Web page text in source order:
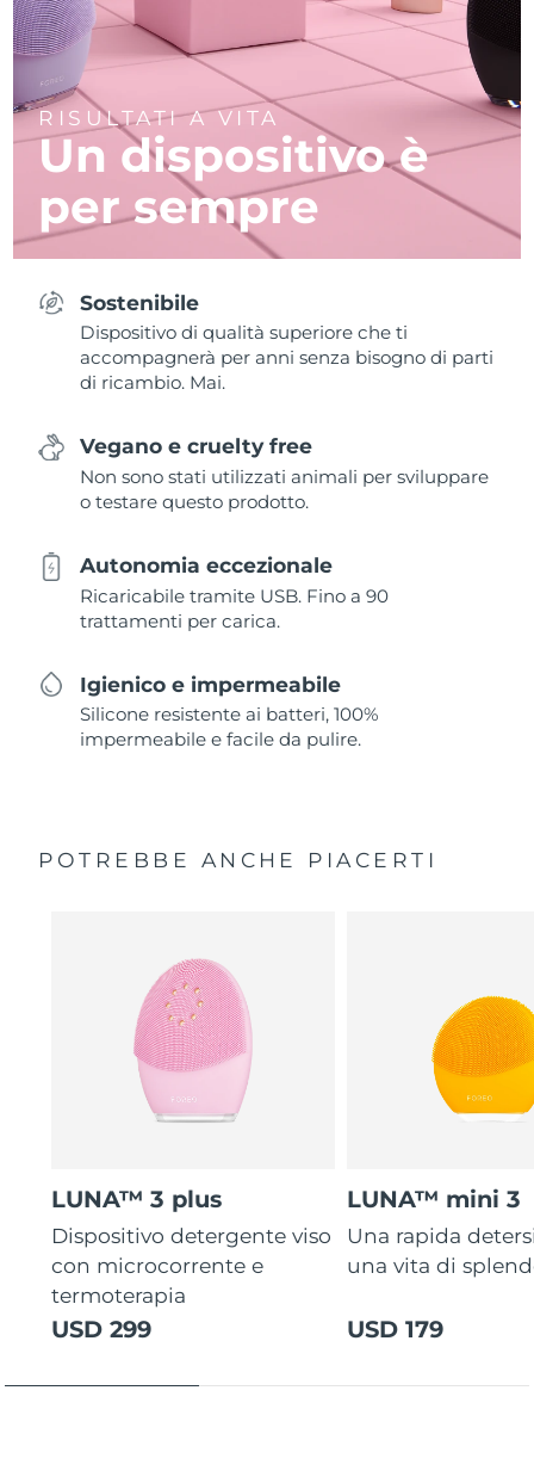
RISULTATI A VITA
Un dispositivo è
per sempre
Sostenibile
Dispositivo di qualità superiore che ti
accompagnerà per anni senza bisogno di parti
di ricambio. Mai.
Vegano e cruelty free
Non sono stati utilizzati animali per sviluppare
o testare questo prodotto.
Autonomia eccezionale
Ricaricabile tramite USB. Fino a 90
trattamenti per carica.
Igienico e impermeabile
Silicone resistente ai batteri, 100%
impermeabile e facile da pulire.
POTREBBE ANCHE PIACERTI
LUNA™ 3 plus
Dispositivo detergente viso
con microcorrente e
termoterapia
USD 299
LUNA™ mini 3
Una rapida
una vita di
USD 179